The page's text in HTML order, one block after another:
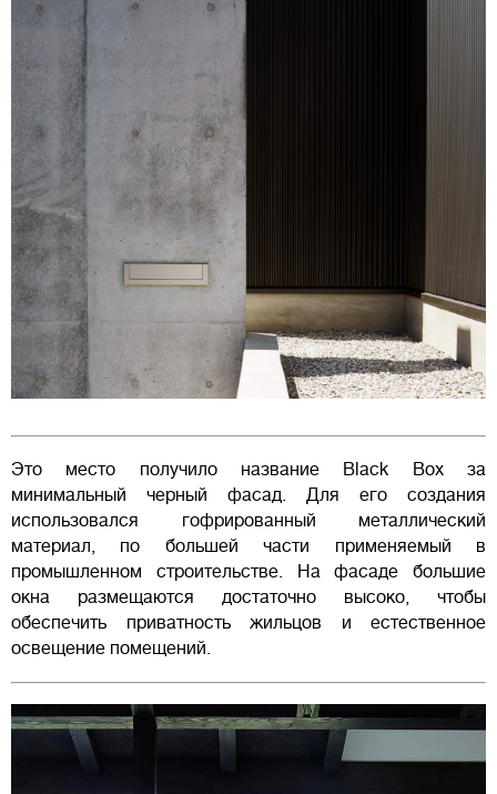
Это место получило название Black Box за
минимальный черный фасад. Для его создания
использовался гофрированный металлический
материал, по большей части применяемый в
промышленном строительстве. На фасаде большие
окна размещаются достаточно высоко, чтобы
обеспечить приватность жильцов и естественное
освещение помещений.